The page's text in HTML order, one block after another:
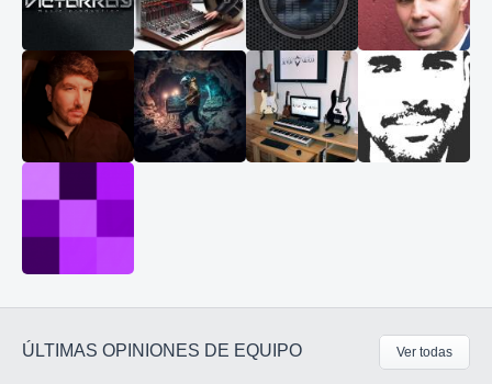
ÚLTIMAS OPINIONES DE EQUIPO Ver todas